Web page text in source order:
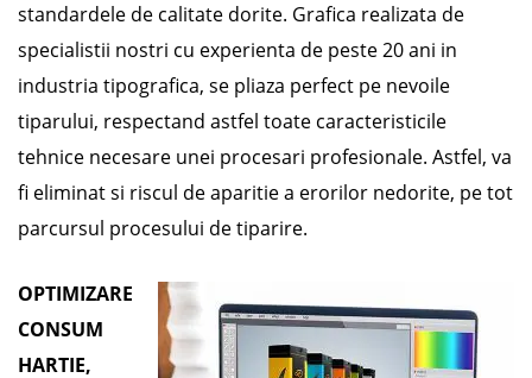
standardele de calitate dorite. Grafica realizata de
specialistii nostri cu experienta de peste 20 ani in
industria tipografica, se pliaza perfect pe nevoile
tiparului, respectand astfel toate caracteristicile
tehnice necesare unei procesari profesionale. Astfel, va
fi eliminat si riscul de aparitie a erorilor nedorite, pe tot
parcursul procesului de tiparire.
OPTIMIZARE
CONSUM
HARTIE,